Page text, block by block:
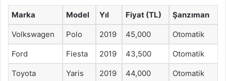
Marka Model Yıl Fiyat (TL) Şanzıman
Volkswagen Polo 2019 45,000 Otomatik
Ford Fiesta 2019 43,500 Otomatik
Toyota Yaris 2019 44,000 Otomatik